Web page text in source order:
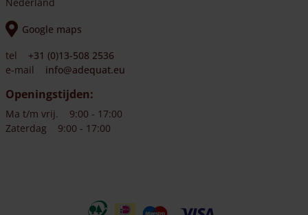
Google maps
tel
+31 (0)13-508 2536
e-mail
info@adequat.eu
Openingstijden:
Ma t/m vrij.
9:00 - 17:00
Zaterdag
9:00 - 17:00